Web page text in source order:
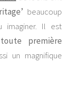
beaucoup
imaginer. Il est
première
un magnifique